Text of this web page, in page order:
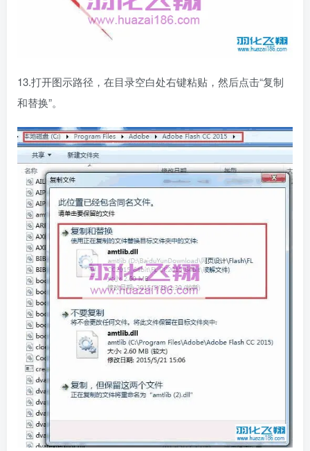
13.打开图示路径，在目录空白处右键粘贴，然后点击“复制
和替换”。